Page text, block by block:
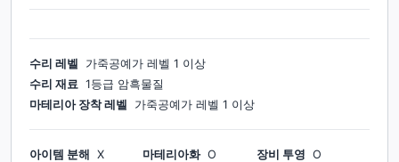
수리 레벨 가죽공예가 레벨 1 이상
수리 재료 1등급 암흑물질
마테리아 장착 레벨
가죽공예가 레벨 1 이상
아이템 분해 X 마테리아화 O 장비 투영 O